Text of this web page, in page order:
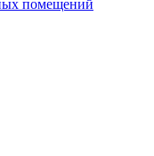
помещений